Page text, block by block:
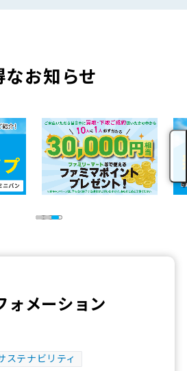
なお知らせ
ォメーション
ステナビリティ